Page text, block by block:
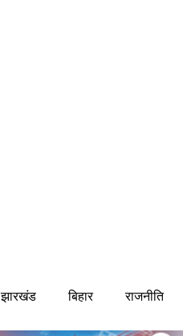
झारखंड बिहार राजनीति